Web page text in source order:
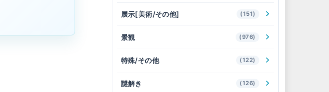
展示[美術/その他] (151)
景観 (976)
特殊/その他 (122)
謎解き (126)